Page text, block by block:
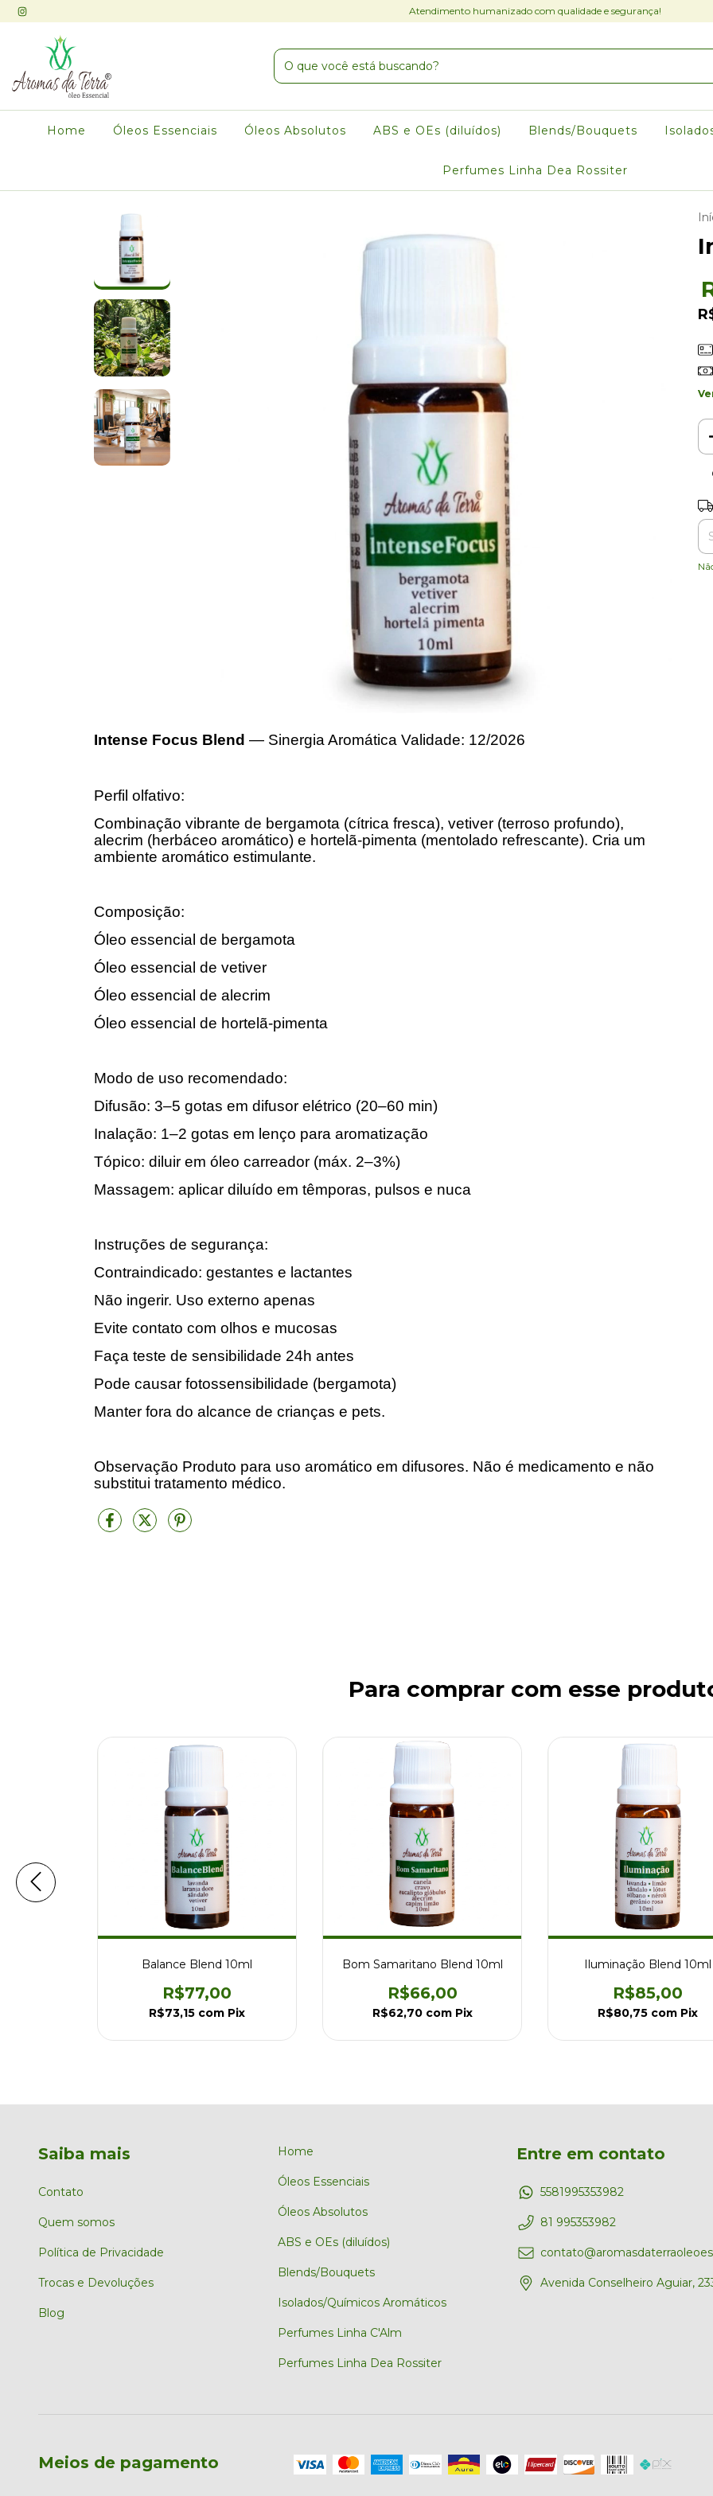
Atendimento humanizado com qualidade e segurança!
Home Óleos Essenciais Óleos Absolutos ABS e OEs (diluídos) Blends/Bouquets
Perfumes Linha Dea Rossiter
Intense Focus Blend — Sinergia Aromática Validade: 12/2026
Perfil olfativo:
Combinação vibrante de bergamota (cítrica fresca), vetiver (terroso profundo),
alecrim (herbáceo aromático) e hortelã-pimenta (mentolado refrescante). Cria um
ambiente aromático estimulante.
Composição:
Óleo essencial de bergamota
Óleo essencial de vetiver
Óleo essencial de alecrim
Óleo essencial de hortelã-pimenta
Modo de uso recomendado:
Difusão: 3–5 gotas em difusor elétrico (20–60 min)
Inalação: 1–2 gotas em lenço para aromatização
Tópico: diluir em óleo carreador (máx. 2–3%)
Massagem: aplicar diluído em têmporas, pulsos e nuca
Instruções de segurança:
Contraindicado: gestantes e lactantes
Não ingerir. Uso externo apenas
Evite contato com olhos e mucosas
Faça teste de sensibilidade 24h antes
Pode causar fotossensibilidade (bergamota)
Manter fora do alcance de crianças e pets.
Observação Produto para uso aromático em difusores. Não é medicamento e não
substitui tratamento médico.
Para comprar com esse
Balance Blend 10ml
R$77,00
R$73,15 com Pix
Bom Samaritano Blend 10ml
R$66,00
R$62,70 com Pix
Iluminação Blend 10ml
R$85,00
R$80,75 com Pix
Saiba mais
Contato
Quem somos
Política de Privacidade
Trocas e Devoluções
Blog
Home
Óleos Essenciais
Óleos Absolutos
ABS e OEs (diluídos)
Blends/Bouquets
Isolados/Químicos Aromáticos
Perfumes Linha C'Alm
Perfumes Linha Dea Rossiter
Entre em contato
5581995353982
81 995353982
Avenida Conselheiro Aguiar,
Meios de pagamento